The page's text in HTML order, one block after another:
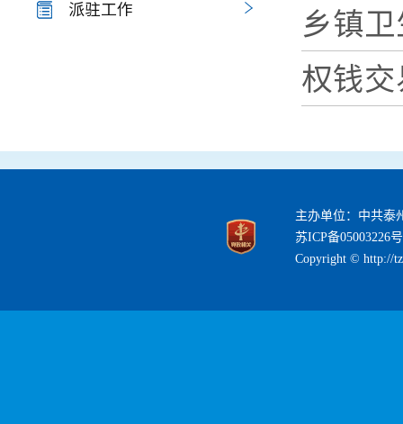
派驻工作
乡镇
权钱
主办单位：中共泰
苏ICP备05003226号
Copyright © http://